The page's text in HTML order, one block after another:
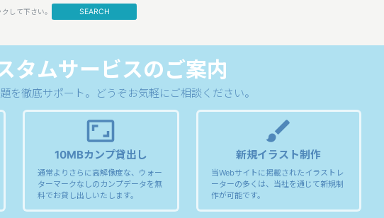
して下さい。 SEARCH
タムサービスのご案内
を徹底サポート。 どうぞお気軽にご相談ください。
aspect_ratio
10MBカンプ貸出し
通常よりさらに高解像度な、ウォー
ターマークなしのカンプデータを無
料でお貸し出しいたします。
brush
新規イラスト制作
当Webサイトに掲載されたイラストレ
ーターの多くは、当社を通じて新規制
作が可能です。